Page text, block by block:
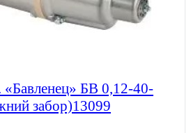
«Бавленец» БВ 0,12-40-
забор)13099